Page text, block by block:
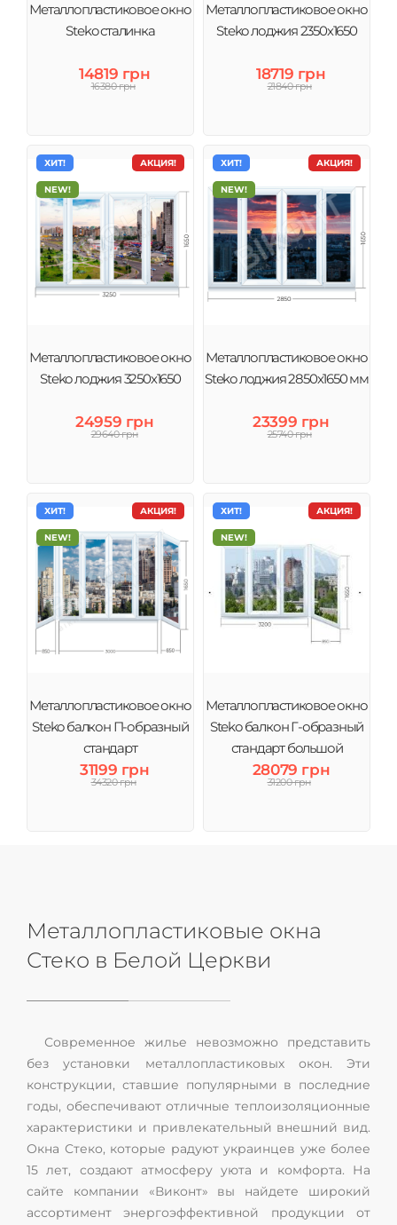
Металлопластиковое окно
Steko сталинка
14819 грн
16380 грн
Металлопластиковое окно
Steko лоджия 2350х1650
18719 грн
21840 грн
АКЦИЯ!
ХИТ!
NEW!
Металлопластиковое окно
Steko лоджия 3250х1650
24959 грн
29640 грн
АКЦИЯ!
ХИТ!
NEW!
Металлопластиковое окно
Steko лоджия 2850х1650 мм
23399 грн
25740 грн
АКЦИЯ!
ХИТ!
NEW!
Металлопластиковое окно
Steko балкон П-образный
стандарт
31199 грн
34320 грн
АКЦИЯ!
ХИТ!
NEW!
Металлопластиковое окно
Steko балкон Г-образный
стандарт большой
28079 грн
31200 грн
Металлопластиковые окна
Стеко в Белой Церкви
Современное жилье невозможно представить
без установки металлопластиковых окон. Эти
конструкции, ставшие популярными в последние
годы, обеспечивают отличные теплоизоляционные
характеристики и привлекательный внешний вид.
Окна Стеко, которые радуют украинцев уже более
15 лет, создают атмосферу уюта и комфорта. На
сайте компании «Виконт» вы найдете широкий
ассортимент энергоэффективной продукции от